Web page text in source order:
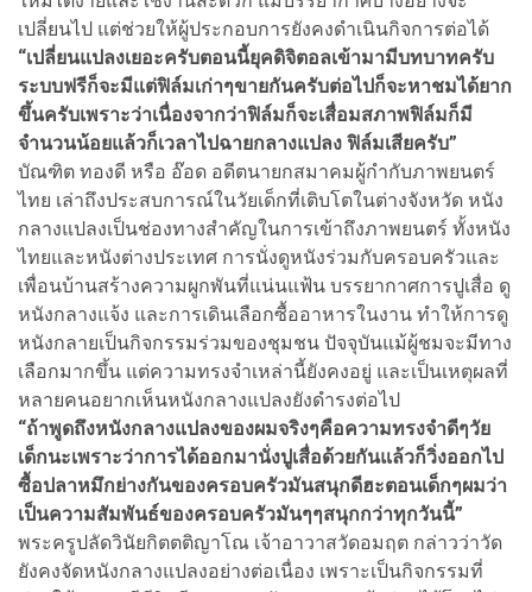
เปลี่ยนไป แต่ช่วยให้ผู้ประกอบการยังคงดำเนินกิจการต่อได้
“เปลี่ยนแปลงเยอะครับตอนนี้ยุคดิจิตอลเข้ามามีบทบาทครับ
ระบบฟรีก็จะมีแต่ฟิล์มเก่าๆขายกันครับต่อไปก็จะหาชมได้ยาก
ขึ้นครับเพราะว่าเนื่องจากว่าฟิล์มก็จะเสื่อมสภาพฟิล์มก็มี
จำนวนน้อยแล้วก็เวลาไปฉายกลางแปลง ฟิล์มเสียครับ”
บัณฑิต ทองดี หรือ อ๊อด อดีตนายกสมาคมผู้กำกับภาพยนตร์
ไทย เล่าถึงประสบการณ์ในวัยเด็กที่เติบโตในต่างจังหวัด หนัง
กลางแปลงเป็นช่องทางสำคัญในการเข้าถึงภาพยนตร์ ทั้งหนัง
ไทยและหนังต่างประเทศ การนั่งดูหนังร่วมกับครอบครัวและ
เพื่อนบ้านสร้างความผูกพันที่แน่นแฟ้น บรรยากาศการปูเสื่อ ดู
หนังกลางแจ้ง และการเดินเลือกซื้ออาหารในงาน ทำให้การดู
หนังกลายเป็นกิจกรรมร่วมของชุมชน ปัจจุบันแม้ผู้ชมจะมีทาง
เลือกมากขึ้น แต่ความทรงจำเหล่านี้ยังคงอยู่ และเป็นเหตุผลที่
หลายคนอยากเห็นหนังกลางแปลงยังดำรงต่อไป
“ถ้าพูดถึงหนังกลางแปลงของผมจริงๆคือความทรงจำดีๆวัย
เด็กนะเพราะว่าการได้ออกมานั่งปูเสื่อด้วยกันแล้วก็วิ่งออกไป
ซื้อปลาหมึกย่างกันของครอบครัวมันสนุกดีฮะตอนเด็กๆผมว่า
เป็นความสัมพันธ์ของครอบครัวมันๆๆสนุกกว่าทุกวันนี้”
พระครูปลัดวินัยกิตตติญาโณ เจ้าอาวาสวัดอมฤต กล่าวว่าวัด
ยังคงจัดหนังกลางแปลงอย่างต่อเนื่อง เพราะเป็นกิจกรรมที่